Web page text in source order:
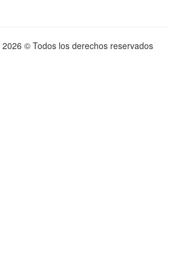
2026 © Todos los derechos reservados